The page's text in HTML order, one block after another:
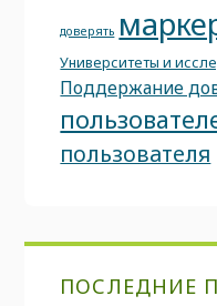
доверять
Университеты и
Поддержание
пользователя
ПОСЛЕДНИЕ